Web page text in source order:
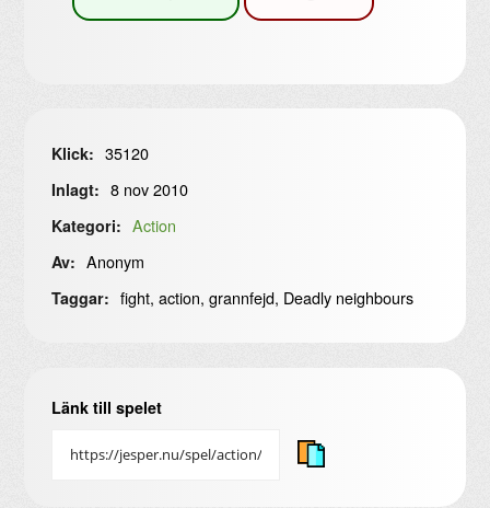
Klick: 35120
Inlagt: 8 nov 2010
Kategori: Action
Av: Anonym
Taggar: fight, action, grannfejd, Deadly neighbours
Länk till spelet